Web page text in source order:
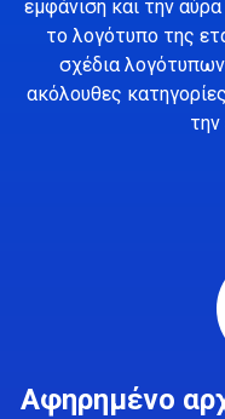
εμφάνιση και την
το λογότυπο της
σχέδια
ακόλουθες
Αφηρημένο